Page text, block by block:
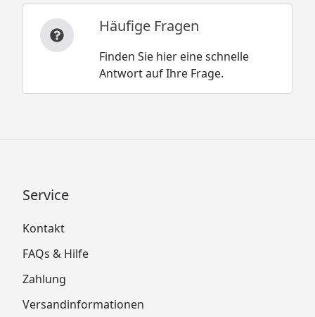
Häufige Fragen
Finden Sie hier eine schnelle
Antwort auf Ihre Frage.
Service
Kontakt
FAQs & Hilfe
Zahlung
Versandinformationen